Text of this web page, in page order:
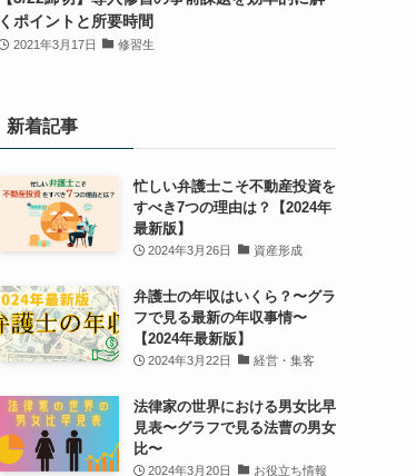
くポイントと所要時間
2021年3月17日 修習生
新着記事
忙しい弁護士こそ不動産投資を
すべき7つの理由は？【2024年
最新版】
2024年3月26日 資産形成
弁護士の年収はいくら？〜グラ
フで見る最新の年収事情〜
【2024年最新版】
2024年3月22日 経営・集客
法律家の世界における男女比早
見表〜グラフで見る法曹の男女
比〜
2024年3月20日 お役立ち情報